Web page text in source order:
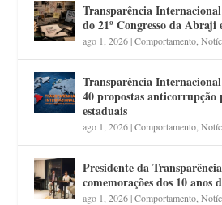
Transparência
do 21º Congresso da Abraji
ago 1, 2026|Comportamento ,
Transparência
40 propostas anticorrupção
estaduais
ago 1, 2026|Comportamento ,
Presidente da
comemorações dos 10
ago 1, 2026|Comportamento ,